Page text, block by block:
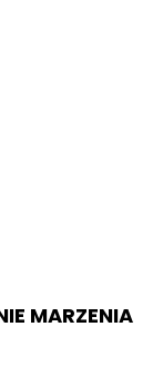
MARZENIA